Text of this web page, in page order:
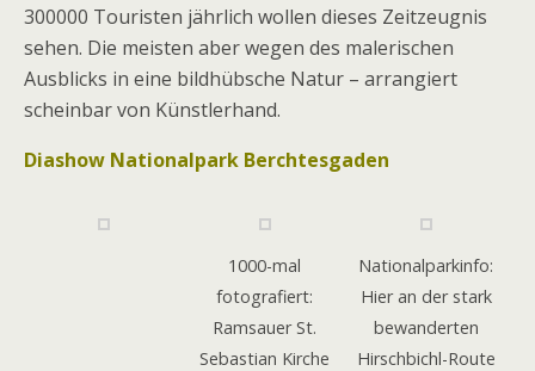
300000 Touristen jährlich wollen dieses Zeitzeugnis
sehen. Die meisten aber wegen des malerischen
Ausblicks in eine bildhübsche Natur – arrangiert
scheinbar von Künstlerhand.
Diashow Nationalpark Berchtesgaden
1000-mal
fotografiert:
Ramsauer St.
Sebastian Kirche
Nationalparkinfo:
Hier an der stark
bewanderten
Hirschbichl-Route